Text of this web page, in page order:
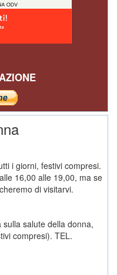
i giorni, festivi compresi.
16,00 alle 19,00, ma se
di visitarvi.
salute della donna,
compresi). TEL.